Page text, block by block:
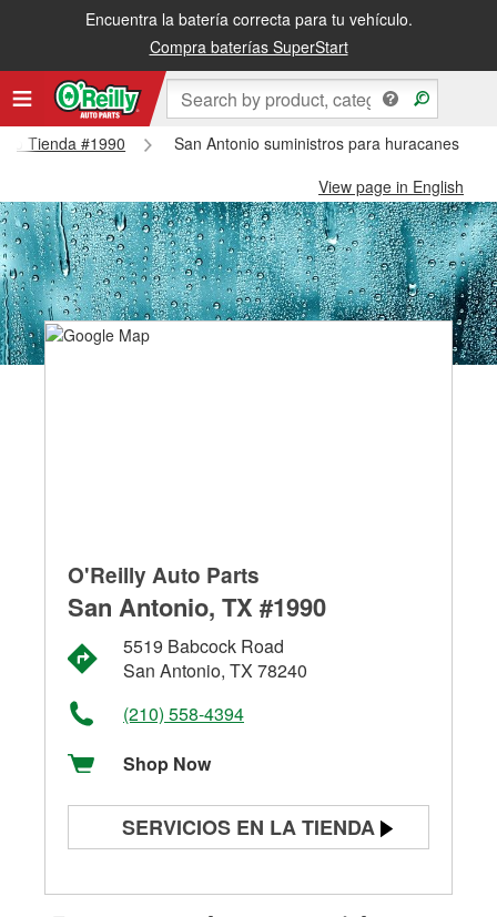
Encuentra la batería correcta para tu vehículo.
Compra baterías SuperStart
Tienda #1990
San Antonio suministros para huracanes y
View page in English
O'Reilly Auto Parts
San Antonio, TX #1990
5519 Babcock Road
San Antonio, TX 78240
(210) 558-4394
Shop Now
SERVICIOS EN LA TIENDA